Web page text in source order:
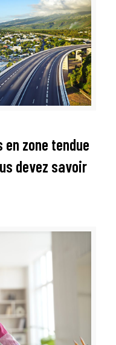
zone tendue
devez savoir